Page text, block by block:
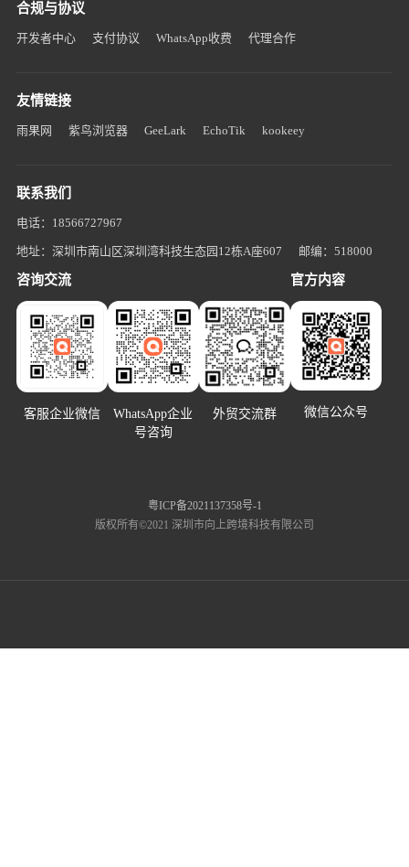
咨询交流
客服企业微信
WhatsApp企业
号咨询
外贸交流群
官方内容
微信公众号
合规与协议
开发者中心 支付协议 WhatsApp收费 代理合作
友情链接
雨果网 紫鸟浏览器 GeeLark EchoTik kookeey
联系我们
电话：18566727967
地址：深圳市南山区深圳湾科技生态园12栋A座607 邮编：518000
粤ICP备2021137358号-1
版权所有©2021 深圳市向上跨境科技有限公司